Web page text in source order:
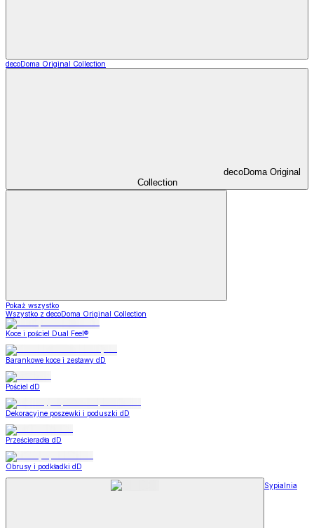
decoDoma Original Collection
decoDoma Original
Collection
Pokaż wszystko
Wszystko z decoDoma Original Collection
Koce i pościel Dual Feel®
Barankowe koce i zestawy dD
Pościel dD
Dekoracyjne poszewki i poduszki dD
Prześcieradła dD
Obrusy i podkładki dD
Sypialnia